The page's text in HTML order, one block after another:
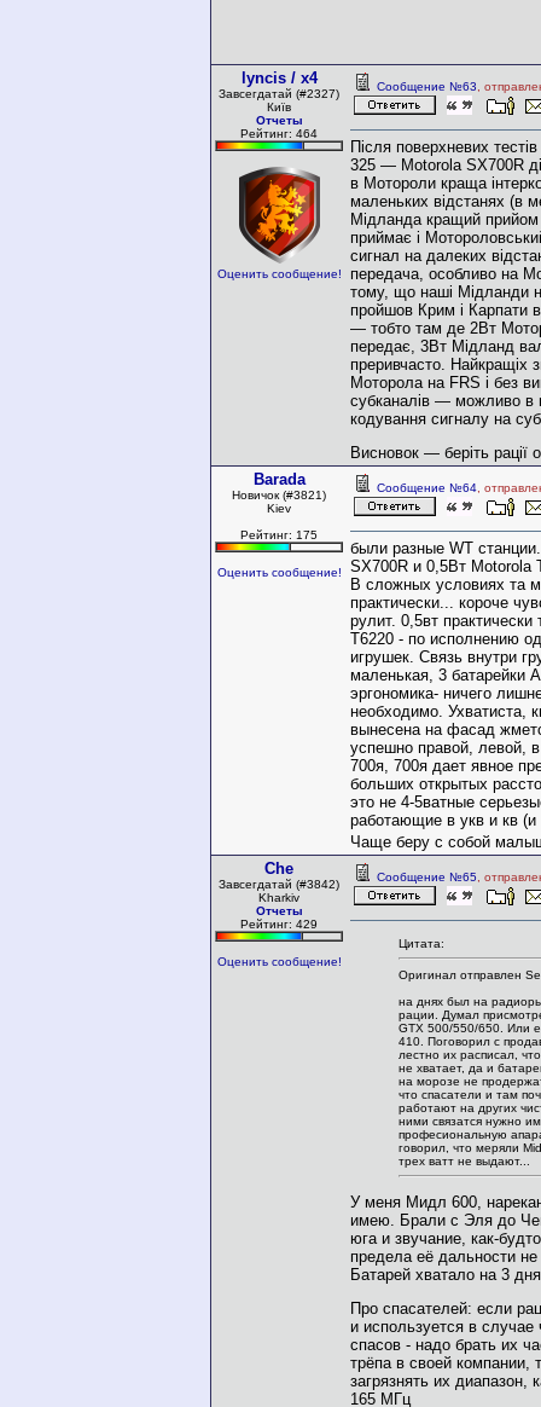
lyncis / x4
Завсегдатай (#2327)
Київ
Отчеты
Рейтинг: 464
Оценить сообщение!
Сообщение №63 ,
Після поверхневих
325 — Motorola SX700R
в Мотороли краща
маленьких відстанях (в
Мідланда кращий
приймає і
сигнал на далеких
передача, особливо на
тому, що наші Мідланди
пройшов Крим і Карпати
— тобто там де 2Вт
передає, 3Вт Мідланд
преривчасто. Найкращіх
Моторола на FRS і без
субканалів — можливо в
кодування сигналу на
Висновок — беріть рації
Barada
Новичок (#3821)
Kiev
Рейтинг: 175
Оценить сообщение!
Сообщение №64 ,
были разные WT
SX700R и 0,5Вт Motorola
В сложных условиях та
практически... короче
рулит. 0,5вт практически
Т6220 - по исполнению
игрушек. Связь внутри
маленькая, 3 батарейки
эргономика- ничего
необходимо. Ухватиста,
вынесена на фасад
успешно правой, левой,
700я, 700я дает явное
больших открытых
это не 4-5ватные
работающие в укв и кв (и
Чаще беру с собой
Che
Завсегдатай (#3842)
Kharkiv
Отчеты
Рейтинг: 429
Оценить сообщение!
Сообщение №65 ,
Цитата:
Оригинал отправлен
на днях был на
рации. Думал
GTX 500/550/650. Или
410. Поговорил с
лестно их расписал,
не хватает, да и
на морозе не
что спасатели и там
работают на других
ними связатся нужно
професиональную
говорил, что меряли
трех ватт не выдают...
У меня Мидл 600,
имею. Брали с Эля до
юга и звучание, как-
предела её дальности
Батарей хватало на 3
Про спасателей: если
и используется в случае
спасов - надо брать их
трёпа в своей компании,
загрязнять их диапазон,
165 МГц